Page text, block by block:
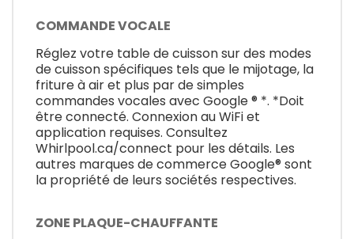
COMMANDE VOCALE
Réglez votre table de cuisson sur des modes
de cuisson spécifiques tels que le mijotage, la
friture à air et plus par de simples
commandes vocales avec Google ® *. *Doit
être connecté. Connexion au WiFi et
application requises. Consultez
Whirlpool.ca/connect pour les détails. Les
autres marques de commerce Google® sont
la propriété de leurs sociétés respectives.
ZONE PLAQUE-CHAUFFANTE